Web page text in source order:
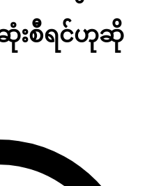
းစီရင်ဟုဆို